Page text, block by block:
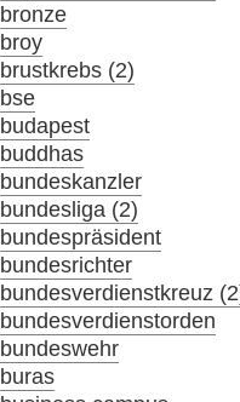
bronze
broy
brustkrebs (2)
bse
budapest
buddhas
bundeskanzler
bundesliga (2)
bundespräsident
bundesrichter
bundesverdienstkreuz
bundesverdienstorden
bundeswehr
buras